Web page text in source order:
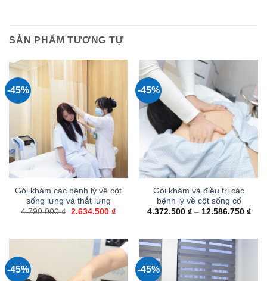
SẢN PHẨM TƯƠNG TỰ
-45%
Gói khám các bệnh lý về cột
sống lưng và thắt lưng
4.790.000₫ Giá
2.634.500 ₫Giá
2.634.500 ₫.
-45%
Gói khám và điều trị các
bệnh lý về cột sống cổ
4.372.500 ₫ – 12.586.750 ₫
-45% -45%